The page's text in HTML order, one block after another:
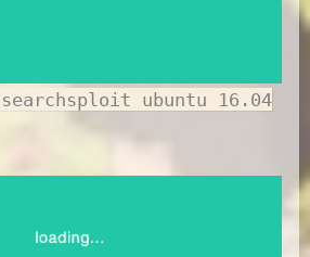
searchsploit ubuntu 16.04